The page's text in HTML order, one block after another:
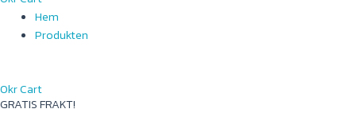
Hem
Produkten
0krCart
GRATIS FRAKT!